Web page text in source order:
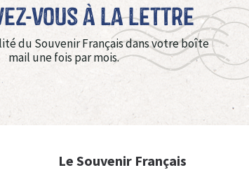
vous à La Lettre
du Souvenir Français dans votre boîte
mail une fois par mois.
Le Souvenir Français